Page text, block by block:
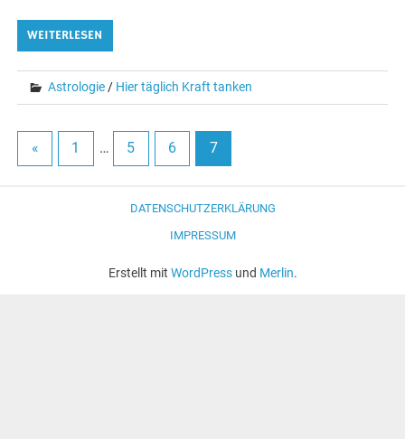
WEITERLESEN
Astrologie / Hier täglich Kraft tanken
« 1 … 5 6 7
DATENSCHUTZERKLÄRUNG
IMPRESSUM
Erstellt mit WordPressund Merlin.